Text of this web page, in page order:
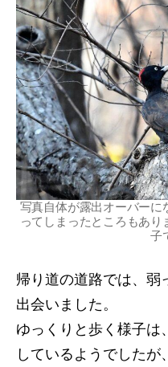
写真自体が露出オーバーに
ってしまったところもあ
子
帰り道の道路では、弱
出会いました。
ゆっくりと歩く様子は
しているようでした